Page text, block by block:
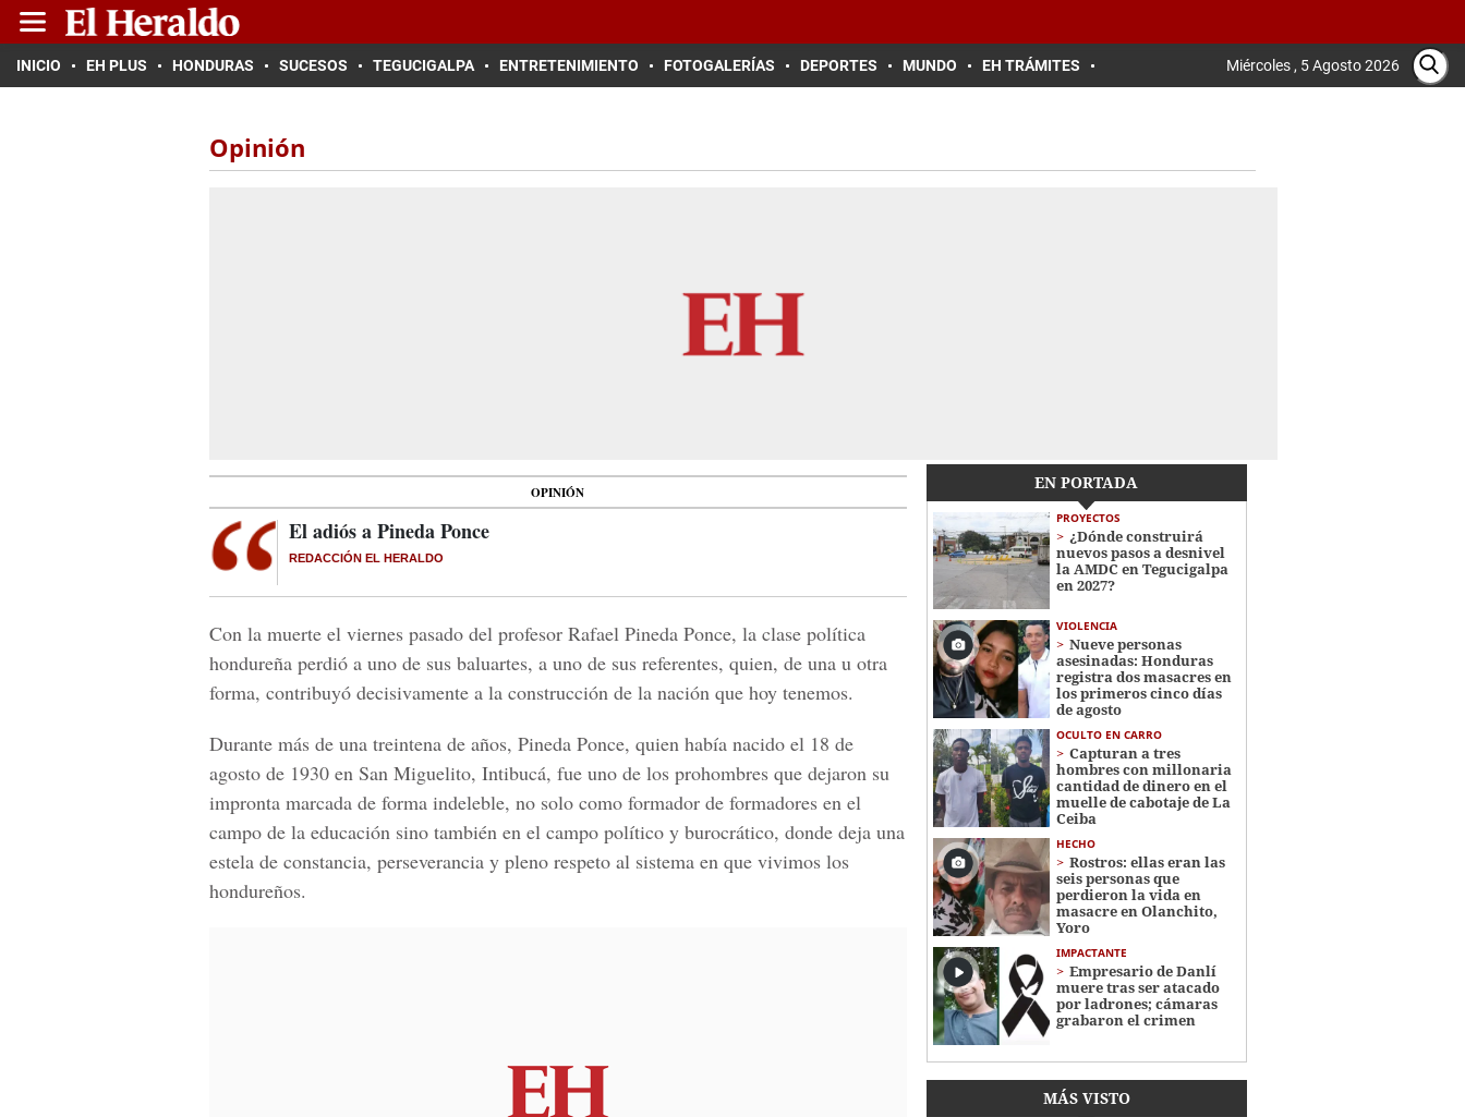
INICIO EH PLUS HONDURAS SUCESOS TEGUCIGALPA ENTRETENIMIENTO FOTOGALERÍAS DEPORTES MUNDO EH TRÁMITES Miércoles , 5 Agosto 2026
Opinión
OPINIÓN
El adiós a Pineda Ponce
REDACCIÓN EL HERALDO
Con la muerte el viernes pasado del profesor Rafael Pineda Ponce, la clase política
hondureña perdió a uno de sus baluartes, a uno de sus referentes, quien, de una u otra
forma, contribuyó decisivamente a la construcción de la nación que hoy tenemos.
Durante más de una treintena de años, Pineda Ponce, quien había nacido el 18 de
agosto de 1930 en San Miguelito, Intibucá, fue uno de los prohombres que dejaron su
impronta marcada de forma indeleble, no solo como formador de formadores en el
campo de la educación sino también en el campo político y burocrático, donde deja una
estela de constancia, perseverancia y pleno respeto al sistema en que vivimos los
hondureños.
EN PORTADA
PROYECTOS
¿Dónde construirá
nuevos pasos a desnivel
la AMDC en Tegucigalpa
en 2027?
VIOLENCIA
Nueve personas
asesinadas: Honduras
registra dos masacres en
los primeros cinco días
de agosto
OCULTO EN CARRO
Capturan a tres
hombres con millonaria
cantidad de dinero en el
muelle de cabotaje de La
Ceiba
HECHO
Rostros: ellas eran las
seis personas que
perdieron la vida en
masacre en Olanchito,
Yoro
IMPACTANTE
Empresario de Danlí
muere tras ser atacado
por ladrones; cámaras
grabaron el crimen
MÁS VISTO